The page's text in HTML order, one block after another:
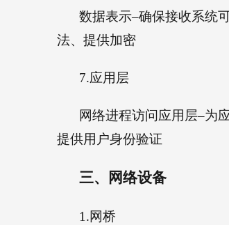
数据表示–确保接收系统
法、提供加密
7.应用层
网络进程访问应用层–为
提供用户身份验证
三、 网络设备
1.网桥